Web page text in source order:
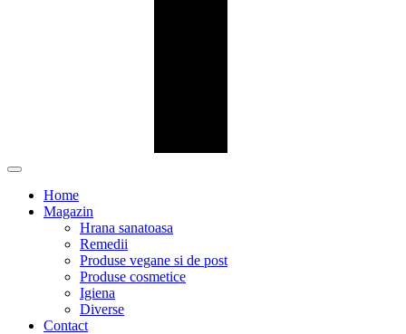
Home
Magazin
Hrana sanatoasa
Remedii
Produse vegane si de post
Produse cosmetice
Igiena
Diverse
Contact